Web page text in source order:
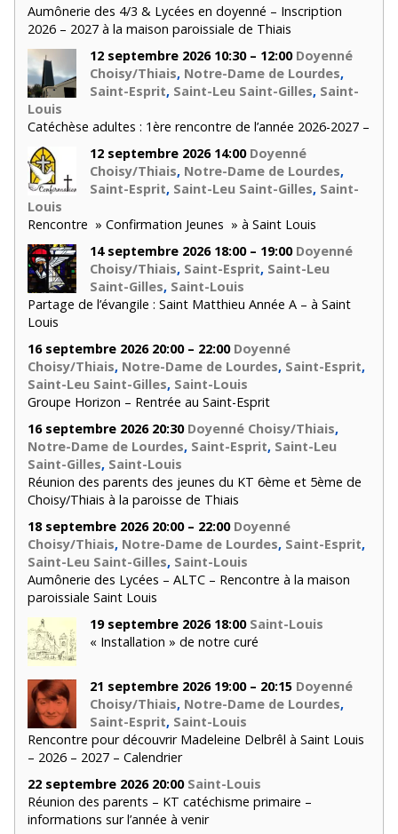
Aumônerie des 4/3 & Lycées en doyenné – Inscription
2026 – 2027 à la maison paroissiale de Thiais
12 septembre 2026 10:30 – 12:00 Doyenné
Choisy/Thiais, Notre-Dame de Lourdes,
Saint-Esprit, Saint-Leu Saint-Gilles, Saint-
Louis
Catéchèse adultes : 1ère rencontre de l’année 2026-2027 –
12 septembre 2026 14:00 Doyenné
Choisy/Thiais, Notre-Dame de Lourdes,
Saint-Esprit, Saint-Leu Saint-Gilles, Saint-
Louis
Rencontre » Confirmation Jeunes » à Saint Louis
14 septembre 2026 18:00 – 19:00 Doyenné
Choisy/Thiais, Saint-Esprit, Saint-Leu
Saint-Gilles, Saint-Louis
Partage de l’évangile : Saint Matthieu Année A – à Saint
Louis
16 septembre 2026 20:00 – 22:00 Doyenné
Choisy/Thiais, Notre-Dame de Lourdes, Saint-Esprit,
Saint-Leu Saint-Gilles, Saint-Louis
Groupe Horizon – Rentrée au Saint-Esprit
16 septembre 2026 20:30 Doyenné Choisy/Thiais,
Notre-Dame de Lourdes, Saint-Esprit, Saint-Leu
Saint-Gilles, Saint-Louis
Réunion des parents des jeunes du KT 6ème et 5ème de
Choisy/Thiais à la paroisse de Thiais
18 septembre 2026 20:00 – 22:00 Doyenné
Choisy/Thiais, Notre-Dame de Lourdes, Saint-Esprit,
Saint-Leu Saint-Gilles, Saint-Louis
Aumônerie des Lycées – ALTC – Rencontre à la maison
paroissiale Saint Louis
19 septembre 2026 18:00 Saint-Louis
« Installation » de notre curé
21 septembre 2026 19:00 – 20:15 Doyenné
Choisy/Thiais, Notre-Dame de Lourdes,
Saint-Esprit, Saint-Louis
Rencontre pour découvrir Madeleine Delbrêl à Saint Louis
– 2026 – 2027 – Calendrier
22 septembre 2026 20:00 Saint-Louis
Réunion des parents – KT catéchisme primaire –
informations sur l’année à venir